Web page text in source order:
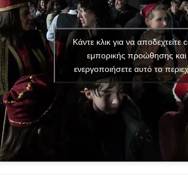
Κάντε κλικ για να αποδεχτείτε
εμπορικής προώθησης και
ενεργοποιήσετε αυτό το